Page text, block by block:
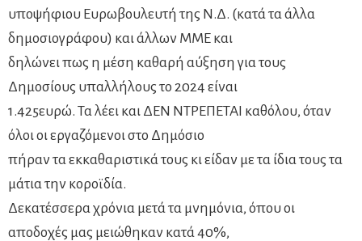
υποψήφιου Ευρωβουλευτή της Ν.Δ. (κατά τα άλλα
δημοσιογράφου) και άλλων ΜΜΕ και
δηλώνει πως η μέση καθαρή αύξηση για τους
Δημοσίους υπαλλήλους το 2024 είναι
1.425ευρώ. Τα λέει και ΔΕΝ ΝΤΡΕΠΕΤΑΙ καθόλου, όταν
όλοι οι εργαζόμενοι στο Δημόσιο
πήραν τα εκκαθαριστικά τους κι είδαν με τα ίδια τους τα
μάτια την κοροϊδία.
Δεκατέσσερα χρόνια μετά τα μνημόνια, όπου οι
αποδοχές μας μειώθηκαν κατά 40%,